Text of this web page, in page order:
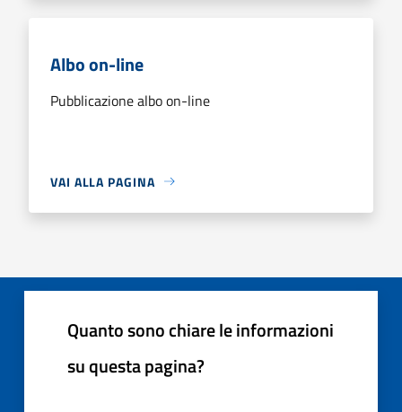
Albo on-line
Pubblicazione albo on-line
VAI ALLA PAGINA
Quanto sono chiare le informazioni
su questa pagina?